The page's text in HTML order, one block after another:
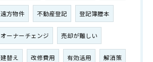
遠方物件 不動産登記 登記簿謄本
オーナーチェンジ 売却が難しい
建替え 改修費用 有効活用 解消策